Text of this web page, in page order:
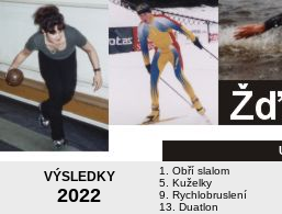
VÝSLEDKY
2022
1. Obří slalom
5. Kuželky
9. Rychlobruslení
13. Duatlon